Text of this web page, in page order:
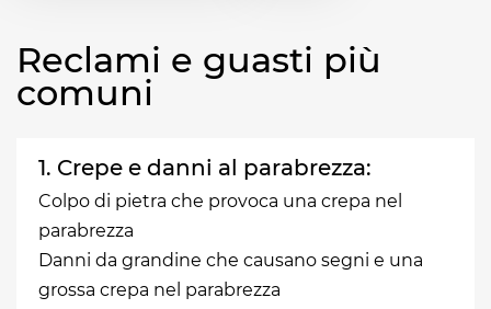
Reclami e guasti più
comuni
1. Crepe e danni al parabrezza:
Colpo di pietra che provoca una crepa nel
parabrezza
Danni da grandine che causano segni e una
grossa crepa nel parabrezza